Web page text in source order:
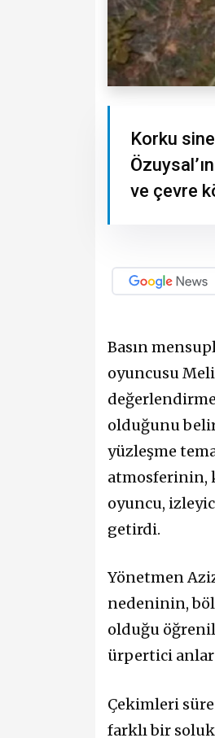
Korku
ve çevre
Basın
oyuncusu
olduğunu
yüzleşme
atmosferinin,
oyuncu,
getirdi.
Yönetmen
nedeninin,
olduğu
ürpertici anlar
Çekimleri
farklı bir